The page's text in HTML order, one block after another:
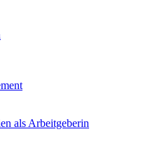
als Arbeitgeberin